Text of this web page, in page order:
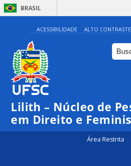
BRASIL
ACESSIBILIDADE ALTO CONTRASTE
Lilith – Núcleo de
em Direito e
Área Restrita